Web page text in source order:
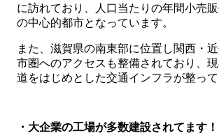
に訪れており、人口当たりの年間小売
の中心的都市となっています。
また、滋賀県の南東部に位置し関西・
市圏へのアクセスも整備されており、
道をはじめとした交通インフラが整って
・大企業の工場が多数建設されてます！